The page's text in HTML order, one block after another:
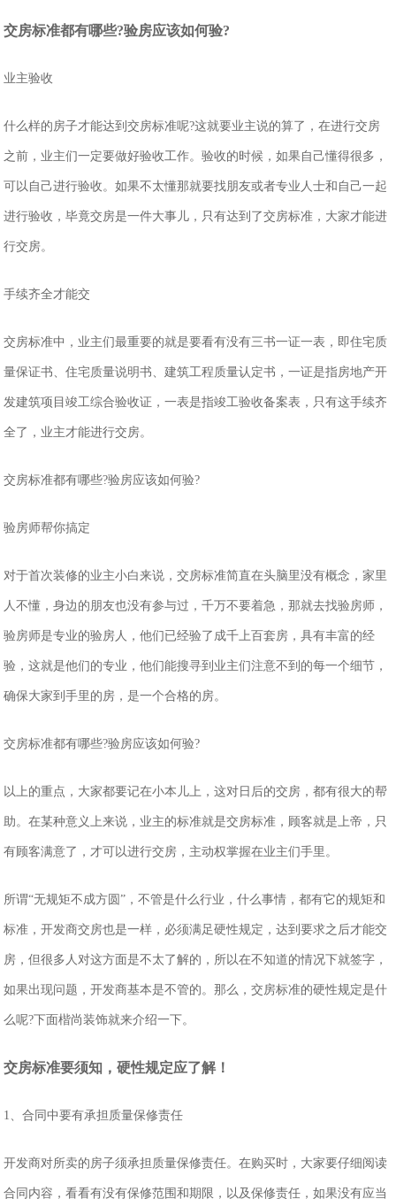
交房标准都有哪些?验房应该如何验?
业主验收
什么样的房子才能达到交房标准呢?这就要业主说的算了，在进行交房
之前，业主们一定要做好验收工作。验收的时候，如果自己懂得很多，
可以自己进行验收。如果不太懂那就要找朋友或者专业人士和自己一起
进行验收，毕竟交房是一件大事儿，只有达到了交房标准，大家才能进
行交房。
手续齐全才能交
交房标准中，业主们最重要的就是要看有没有三书一证一表，即住宅质
量保证书、住宅质量说明书、建筑工程质量认定书，一证是指房地产开
发建筑项目竣工综合验收证，一表是指竣工验收备案表，只有这手续齐
全了，业主才能进行交房。
交房标准都有哪些?验房应该如何验?
验房师帮你搞定
对于首次装修的业主小白来说，交房标准简直在头脑里没有概念，家里
人不懂，身边的朋友也没有参与过，千万不要着急，那就去找验房师，
验房师是专业的验房人，他们已经验了成千上百套房，具有丰富的经
验，这就是他们的专业，他们能搜寻到业主们注意不到的每一个细节，
确保大家到手里的房，是一个合格的房。
交房标准都有哪些?验房应该如何验?
以上的重点，大家都要记在小本儿上，这对日后的交房，都有很大的帮
助。在某种意义上来说，业主的标准就是交房标准，顾客就是上帝，只
有顾客满意了，才可以进行交房，主动权掌握在业主们手里。
所谓“无规矩不成方圆”，不管是什么行业，什么事情，都有它的规矩和
标准，开发商交房也是一样，必须满足硬性规定，达到要求之后才能交
房，但很多人对这方面是不太了解的，所以在不知道的情况下就签字，
如果出现问题，开发商基本是不管的。那么，交房标准的硬性规定是什
么呢?下面楷尚装饰就来介绍一下。
交房标准要须知，硬性规定应了解！
1、合同中要有承担质量保修责任
开发商对所卖的房子须承担质量保修责任。在购买时，大家要仔细阅读
合同内容，看看有没有保修范围和期限，以及保修责任，如果没有应当